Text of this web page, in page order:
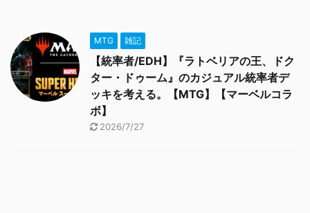
MTG 雑記
【統率者/EDH】『ラトベリアの王、ドク
ター・ドゥーム』のカジュアル統率者デ
ッキを考える。【MTG】【マーベルコラ
ボ】
2026/7/27